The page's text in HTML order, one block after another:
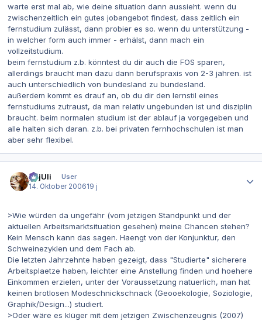
warte erst mal ab, wie deine situation dann aussieht. wenn du
zwischenzeitlich ein gutes jobangebot findest, dass zeitlich ein
fernstudium zulässt, dann probier es so. wenn du unterstützung -
in welcher form auch immer - erhälst, dann mach ein
vollzeitstudium.
beim fernstudium z.b. könntest du dir auch die FOS sparen,
allerdings braucht man dazu dann berufspraxis von 2-3 jahren. ist
auch unterschiedlich von bundesland zu bundesland.
außerdem kommt es drauf an, ob du dir den lernstil eines
fernstudiums zutraust, da man relativ ungebunden ist und disziplin
braucht. beim normalen studium ist der ablauf ja vorgegeben und
alle halten sich daran. z.b. bei privaten fernhochschulen ist man
aber sehr flexibel.
gajUli
User
14. Oktober 200619 j
>Wie würden da ungefähr (vom jetzigen Standpunkt und der
aktuellen Arbeitsmarktsituation gesehen) meine Chancen stehen?
Kein Mensch kann das sagen. Haengt von der Konjunktur, den
Schweinezyklen und dem Fach ab.
Die letzten Jahrzehnte haben gezeigt, dass "Studierte" sicherere
Arbeitsplaetze haben, leichter eine Anstellung finden und hoehere
Einkommen erzielen, unter der Voraussetzung natuerlich, man hat
keinen brotlosen Modeschnickschnack (Geooekologie, Soziologie,
Graphik/Design...) studiert.
>Oder wäre es klüger mit dem jetzigen Zwischenzeugnis (2007)